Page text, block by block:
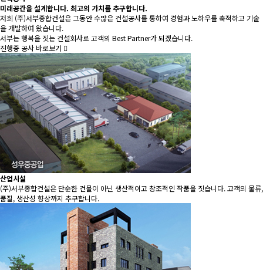
미래공간을 설계합니다. 최고의 가치를 추구합니다.
저희 (주)서부종합건설은 그동안 수많은 건설공사를 통하여 경험과 노하우를 축적하고 기술
을 개발하여 왔습니다.
서부는 행복을 짓는 건설회사로 고객의 Best Partner가 되겠습니다.
진행중 공사 바로보기
산업시설
(주)서부종합건설은 단순한 건물이 아닌 생산적이고 창조적인 작품을 짓습니다. 고객의 물류,
품질, 생산성 향상까지 추구합니다.